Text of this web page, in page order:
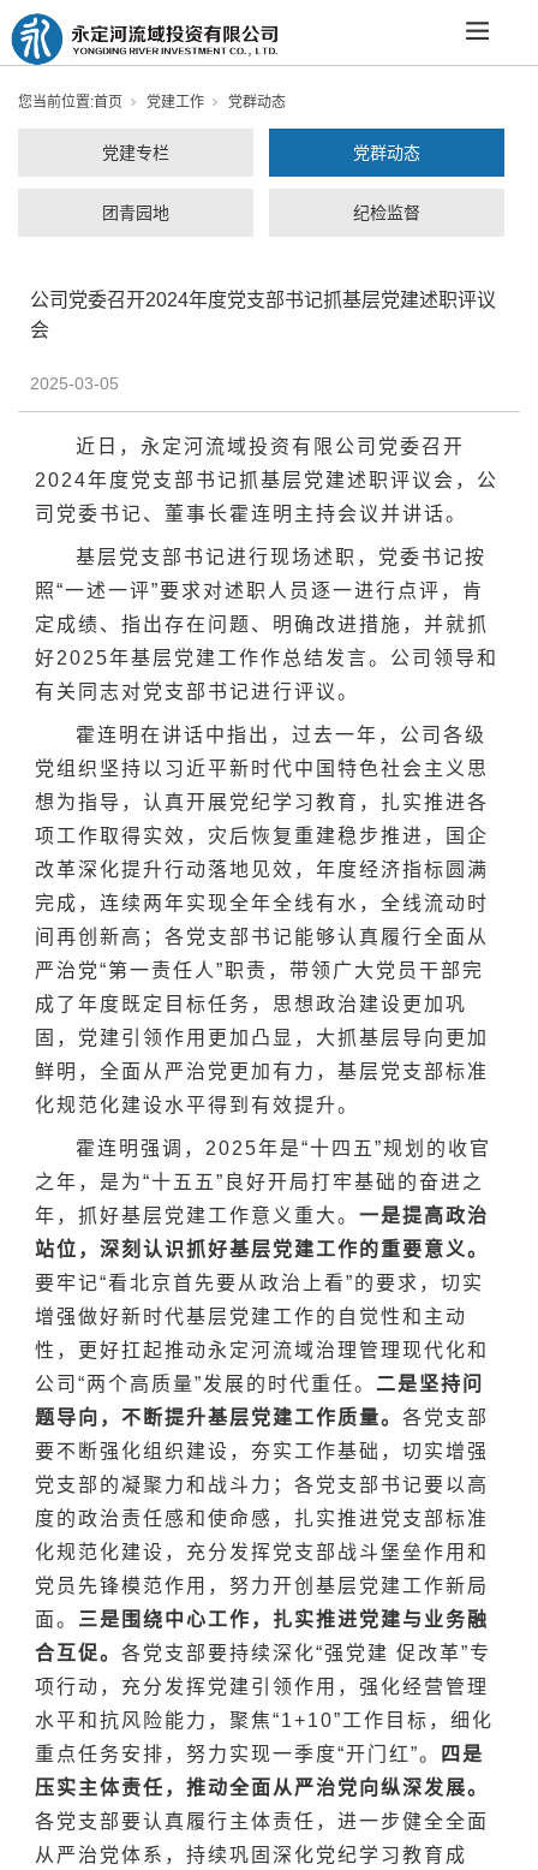
您当前位置:首页 党建工作 党群动态
党建专栏 党群动态
团青园地 纪检监督
公司党委召开2024年度党支部书记抓基层党建述职评议
会
2025-03-05
近日，永定河流域投资有限公司党委召开
2024年度党支部书记抓基层党建述职评议会，公
司党委书记、董事长霍连明主持会议并讲话。
基层党支部书记进行现场述职，党委书记按
照“一述一评”要求对述职人员逐一进行点评，肯
定成绩、指出存在问题、明确改进措施，并就抓
好2025年基层党建工作作总结发言。公司领导和
有关同志对党支部书记进行评议。
霍连明在讲话中指出，过去一年，公司各级
党组织坚持以习近平新时代中国特色社会主义思
想为指导，认真开展党纪学习教育，扎实推进各
项工作取得实效，灾后恢复重建稳步推进，国企
改革深化提升行动落地见效，年度经济指标圆满
完成，连续两年实现全年全线有水，全线流动时
间再创新高；各党支部书记能够认真履行全面从
严治党“第一责任人”职责，带领广大党员干部完
成了年度既定目标任务，思想政治建设更加巩
固，党建引领作用更加凸显，大抓基层导向更加
鲜明，全面从严治党更加有力，基层党支部标准
化规范化建设水平得到有效提升。
霍连明强调，2025年是“十四五”规划的收官
之年，是为“十五五”良好开局打牢基础的奋进之
年，抓好基层党建工作意义重大。一是提高政治
站位 ，深刻认识抓好基层党建工作的重要意义。
要牢记“看北京首先要从政治上看”的要求，切实
增强做好新时代基层党建工作的自觉性和主动
性，更好扛起推动永定河流域治理管理现代化和
公司“两个高质量”发展的时代重任。 二是坚持问
题导向，不断提升基层党建工作质量。各党支部
要不断强化组织建设，夯实工作基础，切实增强
党支部的凝聚力和战斗力；各党支部书记要以高
度的政治责任感和使命感，扎实推进党支部标准
化规范化建设，充分发挥党支部战斗堡垒作用和
党员先锋模范作用，努力开创基层党建工作新局
面。 三是围绕中心工作，扎实推进党建与业务融
合互促。各党支部要持续深化“强党建 促改革”专
项行动，充分发挥党建引领作用，强化经营管理
水平和抗风险能力，聚焦“1+10”工作目标，细化
重点任务安排，努力实现一季度“开门红”。
四是
压实主体责任，推动全面从严治党向纵深发展。
各党支部要认真履行主体责任，进一步健全全面
从严治党体系，持续巩固深化党纪学习教育成